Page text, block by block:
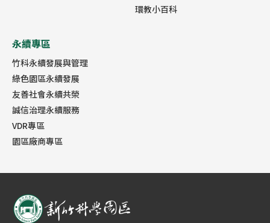
環教小百科
永續專區
竹科永續發展與管理
綠色園區永續發展
友善社會永續共榮
誠信治理永續服務
VDR專區
園區廠商專區